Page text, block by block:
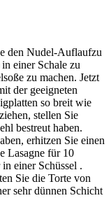
den Nudel-Auflaufzu
einer Schale zu
zu machen. Jetzt
der geeigneten
so breit wie
stellen Sie
bestreut haben.
erhitzen Sie einen
Lasagne für 10
einer Schüssel .
Sie die Torte von
sehr dünnen Schicht